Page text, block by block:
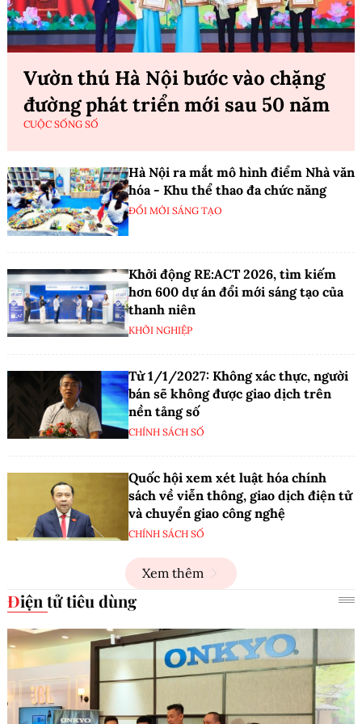
Vườn thú Hà Nội bước vào chặng
đường phát triển mới sau 50 năm
CUỘC SỐNG SỐ
Hà Nội ra mắt mô hình điểm Nhà văn
hóa - Khu thể thao đa chức năng
ĐỔI MỚI SÁNG TẠO
Khởi động RE:ACT 2026, tìm kiếm
hơn 600 dự án đổi mới sáng tạo của
thanh niên
KHỞI NGHIỆP
Từ 1/1/2027: Không xác thực, người
bán sẽ không được giao dịch trên
nền tảng số
CHÍNH SÁCH SỐ
Quốc hội xem xét luật hóa chính
sách về viễn thông, giao dịch điện tử
và chuyển giao công nghệ
CHÍNH SÁCH SỐ
Xem thêm
Điện tử tiêu dùng